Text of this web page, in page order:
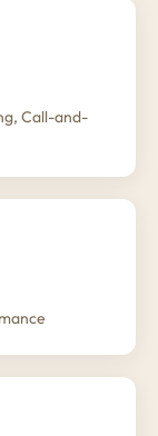
Call-and-